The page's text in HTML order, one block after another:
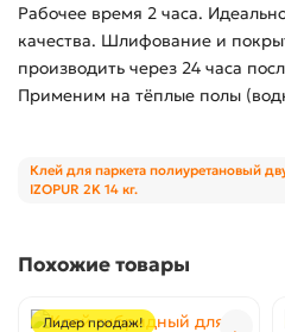
Рабочее время 2 часа.
качества. Шлифование и
производить через 24 часа
Применим на тёплые полы
Клей для паркета полиуретановый
IZOPUR 2K 14 кг.
Похожие товары
Лидер продаж!